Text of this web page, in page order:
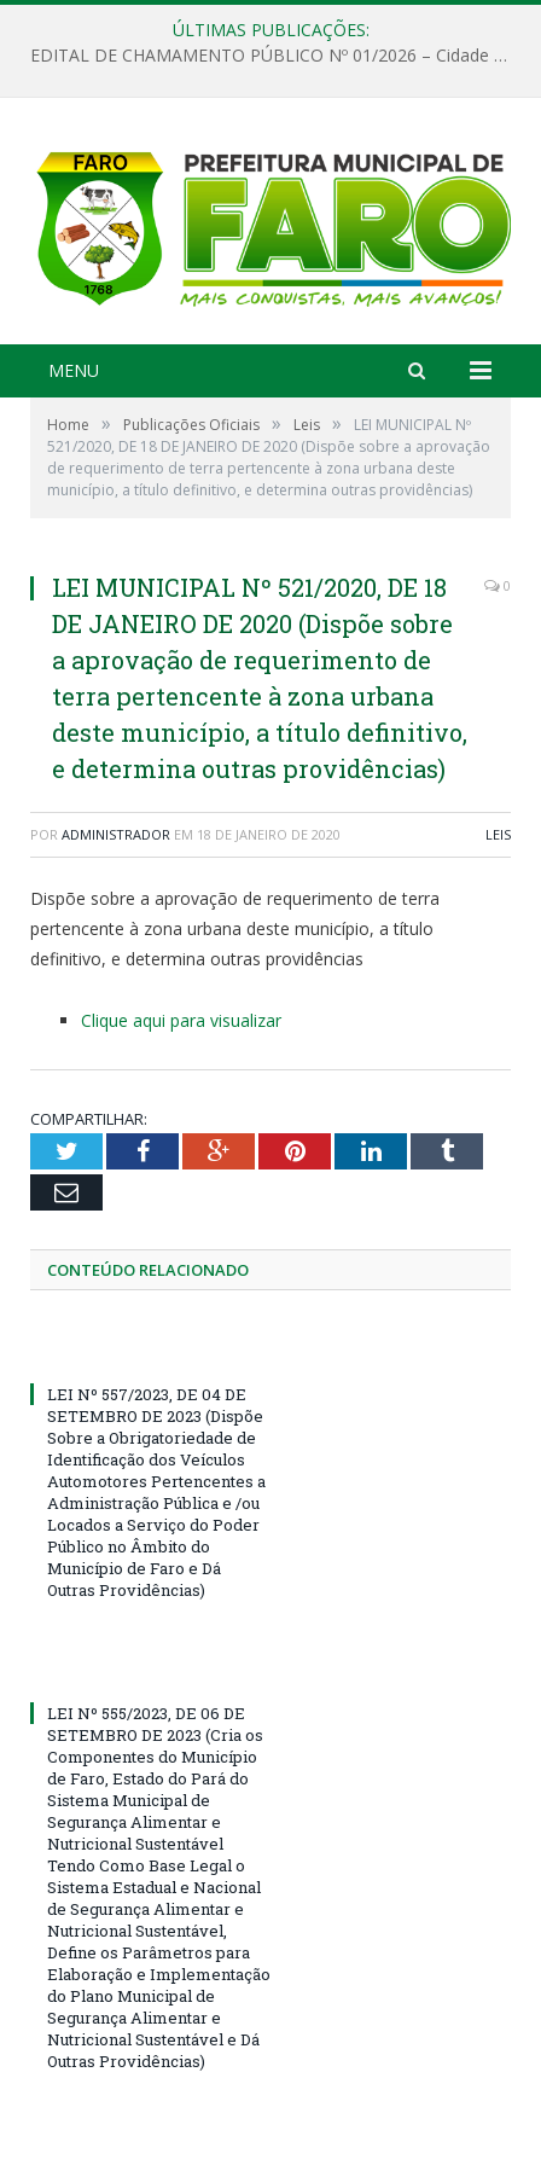
ÚLTIMAS PUBLICAÇÕES:
EDITAL DE CHAMAMENTO PÚBLICO Nº 01/2026 – Cidade de Faro
MENU
Home » Publicações Oficiais » Leis »
LEI MUNICIPAL Nº
521/2020, DE 18 DE JANEIRO DE 2020 (Dispõe sobre a aprovação
de requerimento de terra pertencente à zona urbana deste
município, a título definitivo, e determina outras providências)
LEI MUNICIPAL Nº 521/2020, DE 18
DE JANEIRO DE 2020 (Dispõe sobre
a aprovação de requerimento de
terra pertencente à zona urbana
deste município, a título definitivo,
e determina outras providências)
0
POR ADMINISTRADOR EM 18 DE JANEIRO DE 2020 LEIS
Dispõe sobre a aprovação de requerimento de terra
pertencente à zona urbana deste município, a título
definitivo, e determina outras providências
Clique aqui para visualizar
COMPARTILHAR:
TwitterFacebookGoogle+PinterestLinkedInTumblr
Email
CONTEÚDO RELACIONADO
LEI Nº 557/2023, DE 04 DE
SETEMBRO DE 2023 (Dispõe
Sobre a Obrigatoriedade de
Identificação dos Veículos
Automotores Pertencentes a
Administração Pública e /ou
Locados a Serviço do Poder
Público no Âmbito do
Município de Faro e Dá
Outras Providências)
LEI Nº 555/2023, DE 06 DE
SETEMBRO DE 2023 (Cria os
Componentes do Município
de Faro, Estado do Pará do
Sistema Municipal de
Segurança Alimentar e
Nutricional Sustentável
Tendo Como Base Legal o
Sistema Estadual e Nacional
de Segurança Alimentar e
Nutricional Sustentável,
Define os Parâmetros para
Elaboração e Implementação
do Plano Municipal de
Segurança Alimentar e
Nutricional Sustentável e Dá
Outras Providências)